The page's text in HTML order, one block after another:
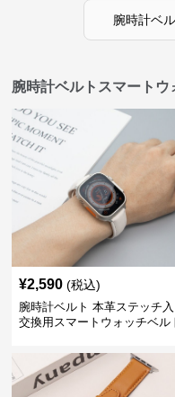
腕時計ベ
腕時計ベルトスマート
¥2,590 (税込)
腕時計ベルト 本革ステッチ入
交換用スマートウォッチベル